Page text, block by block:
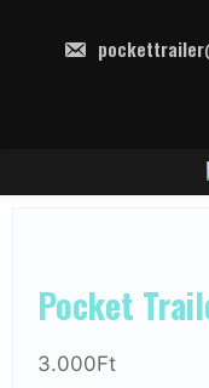
Pocket
3.000Ft